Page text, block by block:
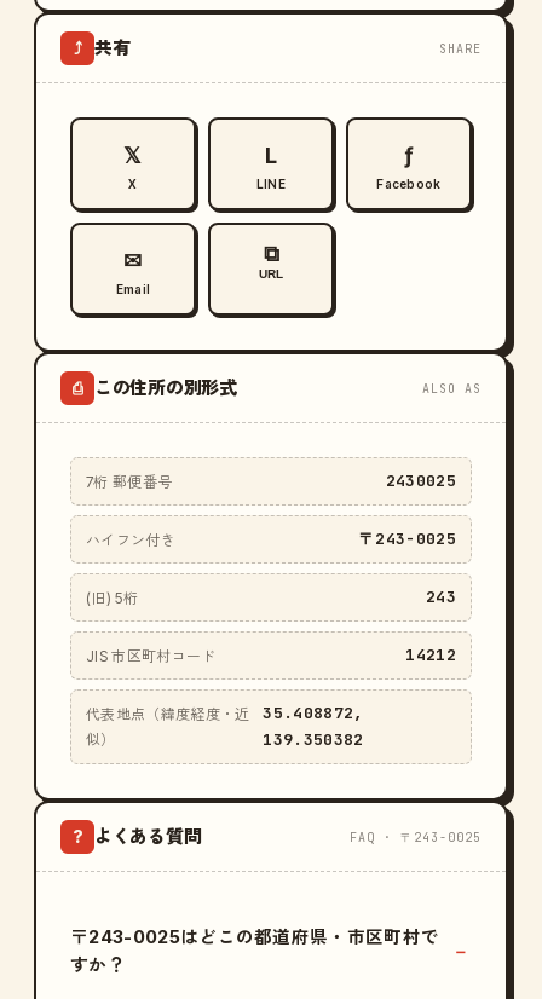
⤴ 共有 SHARE
𝕏
X
L
LINE
ƒ
Facebook
✉
Email
⧉
URL
⎙ この住所の別形式 ALSO AS
7桁 郵便番号 2430025
ハイフン付き 〒243-0025
(旧) 5桁 243
JIS 市区町村コード 14212
代表地点（緯度経度・近
似）
35.408872,
139.350382
? よくある質問 FAQ · 〒243-0025
〒243-0025はどこの都道府県・市区町村で
すか？